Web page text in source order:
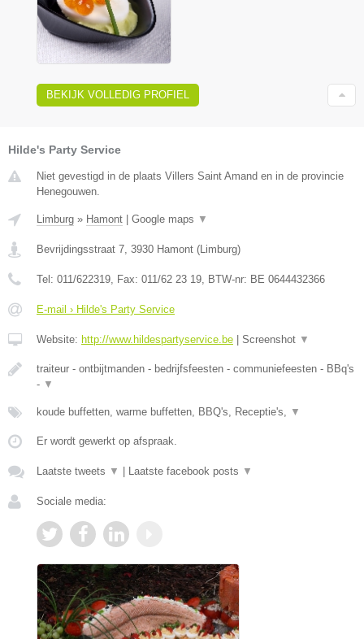
BEKIJK VOLLEDIG PROFIEL
Hilde's Party Service
Niet gevestigd in de plaats Villers Saint Amand en in de provincie
Henegouwen.
Limburg » Hamont Google maps ▼
Bevrijdingsstraat 7, 3930 Hamont (Limburg)
Tel: 011/622319, Fax: 011/62 23 19, BTW-nr: BE 0644432366
E-mail › Hilde's Party Service
Website: http://www.hildespartyservice.be Screenshot ▼
traiteur - ontbijtmanden - bedrijfsfeesten - communiefeesten - BBq's
- ▼
koude buffetten, warme buffetten, BBQ's, Receptie's, ▼
Er wordt gewerkt op afspraak.
Laatste tweets ▼ Laatste facebook posts ▼
Sociale media: